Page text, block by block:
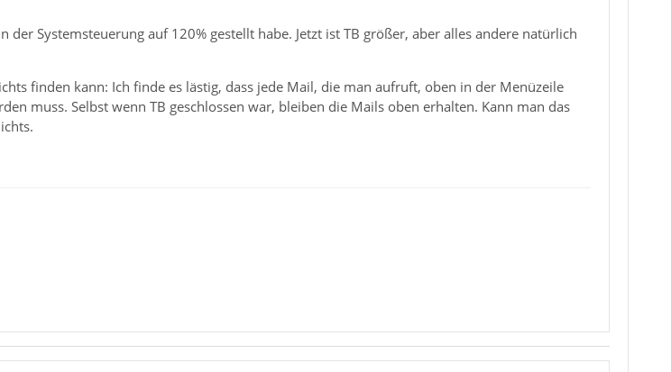
der Systemsteuerung auf 120% gestellt habe. Jetzt ist TB größer, aber alles andere natürlich
finden kann: Ich finde es lästig, dass jede Mail, die man aufruft, oben in der Menüzeile
muss. Selbst wenn TB geschlossen war, bleiben die Mails oben erhalten. Kann man das